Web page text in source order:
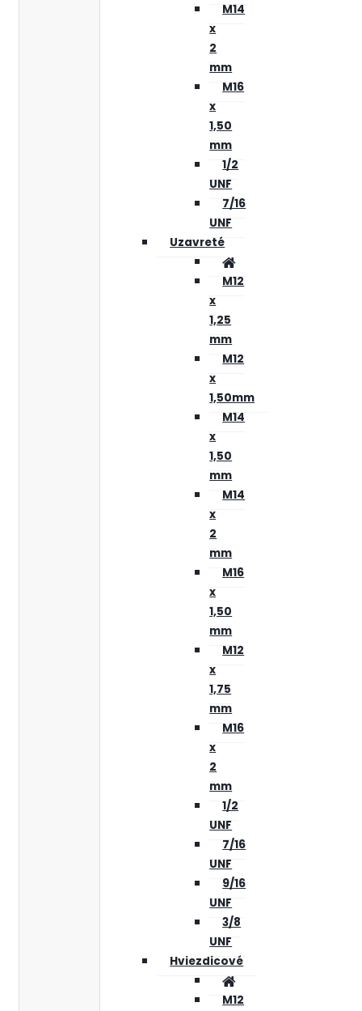
M14
x
2
mm
M16
x
1,50
mm
1/2
UNF
7/16
UNF
Uzavreté
M12
x
1,25
mm
M12
x
1,50mm
M14
x
1,50
mm
M14
x
2
mm
M16
x
1,50
mm
M12
x
1,75
mm
M16
x
2
mm
1/2
UNF
7/16
UNF
9/16
UNF
3/8
UNF
Hviezdicové
M12